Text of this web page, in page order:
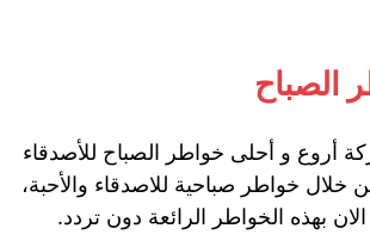
الصباح
أروع و أحلى خواطر الصباح للأصدقاء
خلال خواطر صباحية للاصدقاء والأحبة،
بهذه الخواطر الرائعة دون تردد.